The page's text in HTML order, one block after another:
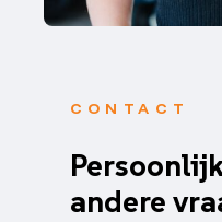
CONTACT
andere